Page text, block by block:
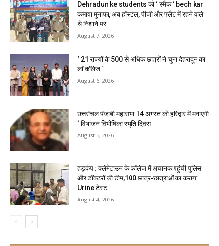
Dehradun ke students को ‘ स्मैक ‘ bech kar
कमाया मुनाफा, अब हॉस्टल, पीजी और फ्लैट में रहने वाले
थे निशाने पर
August 7, 2026
‘ 21 राज्यों के 500 से अधिक छात्रों ने चुना देहरादून का
लाॅ काॅलेज ‘
August 6, 2026
उत्तरांचल पंजाबी महासभा 14 अगस्त को हरिद्वार में मनाएगी
‘ विभाजन विभीषिका स्मृति दिवस ‘
August 5, 2026
हड़कंप : क्लेमेंटाउन के कॉलेज में अचानक पहुंची पुलिस
और डॉक्टरों की टीम,100 छात्र-छात्राओं का कराया
Urine टेस्ट
August 4, 2026